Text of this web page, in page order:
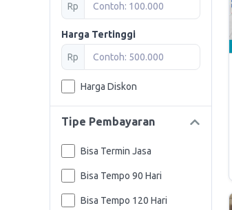
Rp
Harga Tertinggi
Rp
Harga Diskon
Tipe Pembayaran
Bisa Termin Jasa
Bisa Tempo 90 Hari
Bisa Tempo 120 Hari